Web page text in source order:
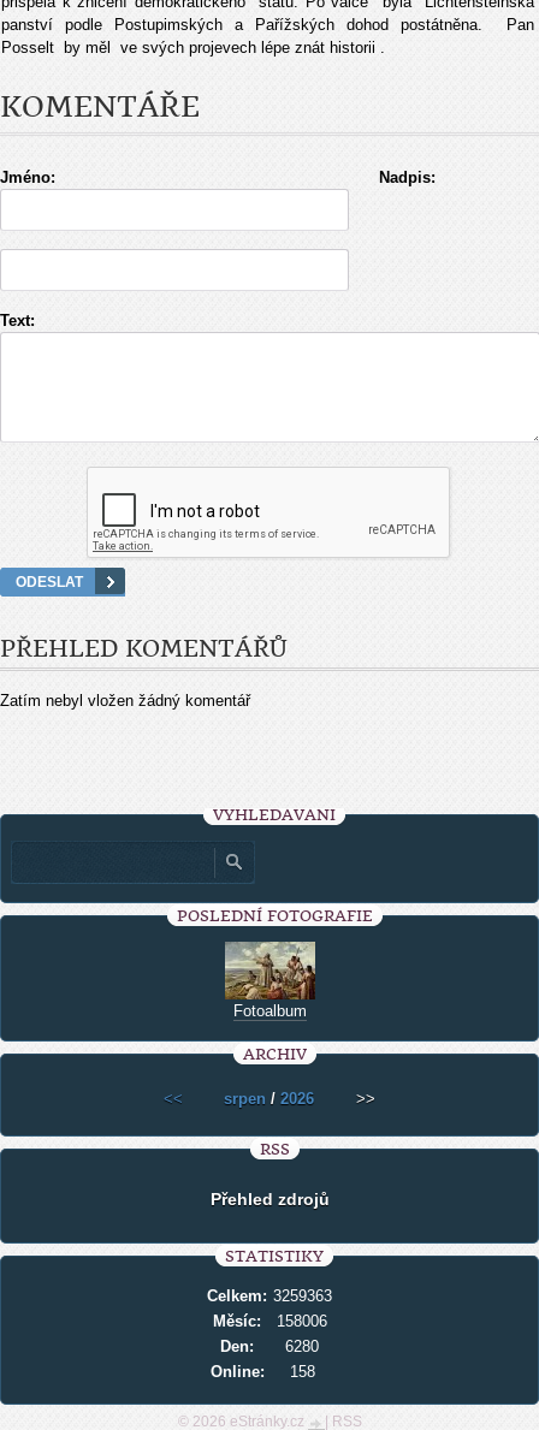
panství podle Postupimských a Pařížských dohod postátněna. Pan
Posselt by měl ve svých projevech lépe znát historii .
KOMENTÁŘE
Jméno: Nadpis:
Text:
PŘEHLED KOMENTÁŘŮ
Zatím nebyl vložen žádný komentář
VYHLEDÁVÁNÍ
POSLEDNÍ FOTOGRAFIE
Fotoalbum
ARCHIV
<< srpen / 2026 >>
RSS
Přehled zdrojů
STATISTIKY
Online: 158
Celkem: 3259363
Měsíc:
158006
Den:
6280
© 2026 eStránky.cz RSS